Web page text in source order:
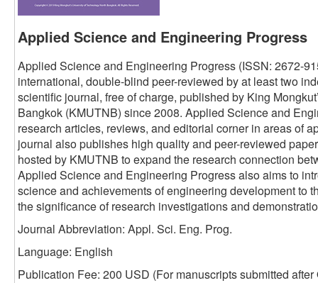
Applied Science and Engineering Progress
Applied Science and Engineering Progress (ISSN: 2672-
international, double-blind peer-reviewed by at least two
scientific journal, free of charge, published by King
Bangkok (KMUTNB) since 2008. Applied Science and
research articles, reviews, and editorial corner in areas of
journal also publishes high quality and peer-reviewed
hosted by KMUTNB to expand the research connection
Applied Science and Engineering Progress also aims to
science and achievements of engineering development to
the significance of research investigations and
Journal Abbreviation: Appl. Sci. Eng. Prog.
Language: English
Publication Fee: 200 USD (For manuscripts submitted after